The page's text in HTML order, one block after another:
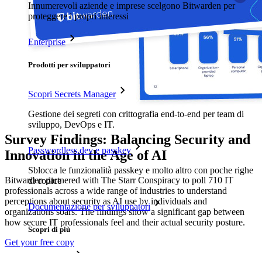
Innumerevoli aziende e imprese scelgono Bitwarden per
proteggere i propri interessi
Enterprise
Prodotti per sviluppatori
Scopri Secrets Manager
Gestione dei segreti con crittografia end-to-end per team di
sviluppo, DevOps e IT.
Passwordless.dev e passkey
Sblocca le funzionalità passkey e molto altro con poche righe
di codice
Documentazione per sviluppatori
Scopri di più
Survey Findings: Balancing Security and
Innovation in the Age of AI
Bitwarden partnered with The Starr Conspiracy to poll 710 IT
professionals across a wide range of industries to understand
perceptions about security as AI use by individuals and
organizations soars. The findings show a significant gap between
how secure IT professionals feel and their actual security posture.
Get your free copy